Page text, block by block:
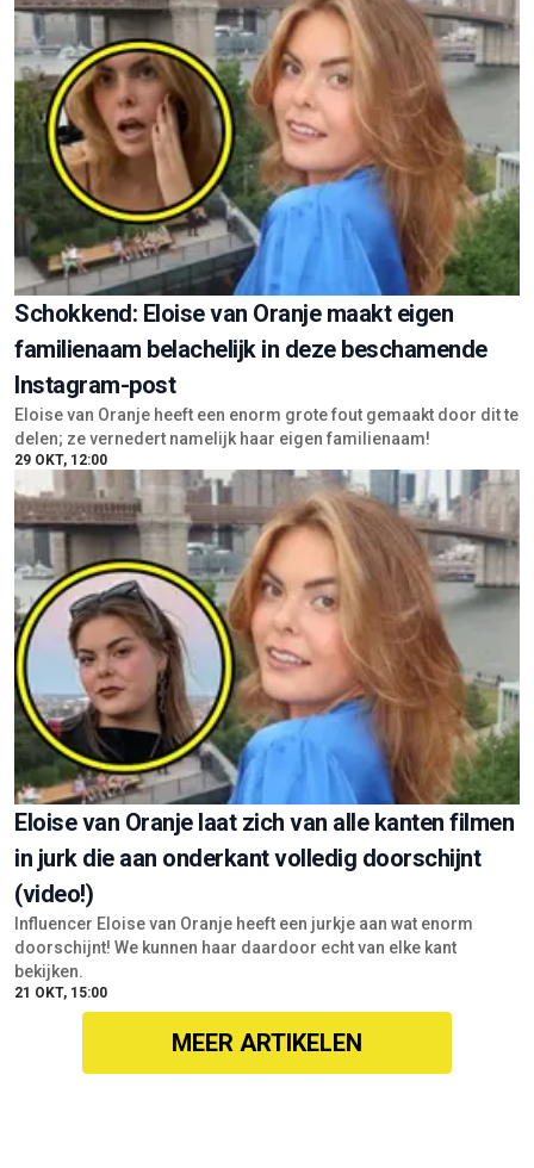
Schokkend: Eloise van Oranje maakt eigen
familienaam belachelijk in deze beschamende
Instagram-post
Eloise van Oranje heeft een enorm grote fout gemaakt door dit te
delen; ze vernedert namelijk haar eigen familienaam!
29 OKT, 12:00
Eloise van Oranje laat zich van alle kanten filmen
in jurk die aan onderkant volledig doorschijnt
(video!)
Influencer Eloise van Oranje heeft een jurkje aan wat enorm
doorschijnt! We kunnen haar daardoor echt van elke kant
bekijken.
21 OKT, 15:00
MEER ARTIKELEN